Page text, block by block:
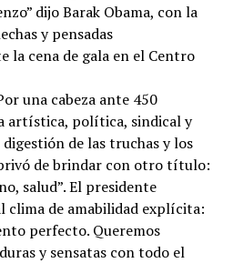
dijo Barak Obama, con la
y pensadas
la cena de gala en el Centro
una cabeza ante 450
artística, política, sindical y
de las truchas y los
de brindar con otro título:
salud”. El presidente
clima de amabilidad explícita:
perfecto. Queremos
y sensatas con todo el